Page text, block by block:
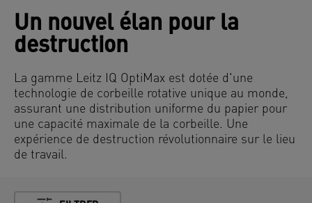
Un nouvel élan pour la
destruction
La gamme Leitz IQ OptiMax est dotée d'une
technologie de corbeille rotative unique au monde,
assurant une distribution uniforme du papier pour
une capacité maximale de la corbeille. Une
expérience de destruction révolutionnaire sur le lieu
de travail.